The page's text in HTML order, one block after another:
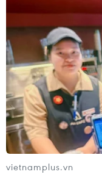
TIN LIÊN
vietnamplus.vn